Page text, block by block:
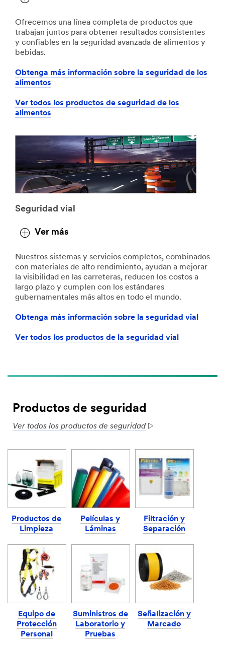
Ofrecemos una línea completa de productos que
trabajan juntos para obtener resultados consistentes
y confiables en la seguridad avanzada de alimentos y
bebidas.
Obtenga más información sobre la seguridad de los
alimentos
Ver todos los productos de seguridad de los
alimentos
Seguridad vial
Ver más
Nuestros sistemas y servicios completos, combinados
con materiales de alto rendimiento, ayudan a mejorar
la visibilidad en las carreteras, reducen los costos a
largo plazo y cumplen con los estándares
gubernamentales más altos en todo el mundo.
Obtenga más información sobre la seguridad vial
Ver todos los productos de la seguridad vial
Productos de seguridad
Ver todos los productos de seguridad
Productos de
Limpieza
Películas y
Láminas
Filtración y
Separación
Equipo de
Protección
Personal
Suministros de
Laboratorio y
Pruebas
Señalización y
Marcado